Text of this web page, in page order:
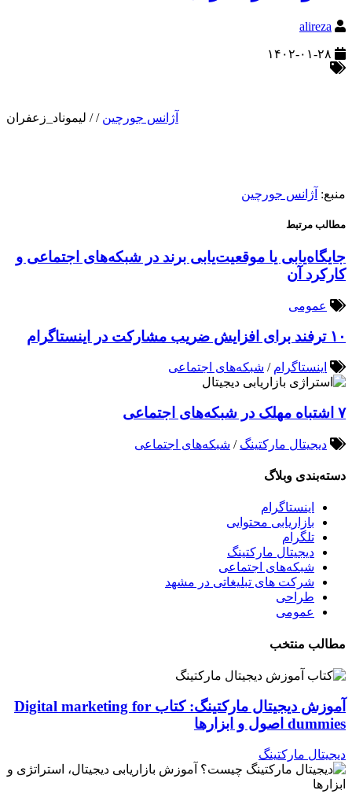
alireza
آژانس جورچین /
/ لیموناد_زعفران
منبع: آژانس جورچین
مطالب مرتبط
جایگاه‌یابی یا موقعیت‌یابی برند در شبکه‌های اجتماعی و
کارکرد آن
عمومی
۱۰ ترفند برای افزایش ضریب مشارکت در اینستاگرام
اینستاگرام / شبکه‌های اجتماعی
۷ اشتباه مهلک در شبکه‌های اجتماعی
دیجیتال مارکتینگ / شبکه‌های اجتماعی
دسته‌بندی وبلاگ
اینستاگرام
بازاریابی محتوایی
تلگرام
دیجیتال مارکتینگ
شبکه‌های اجتماعی
شرکت های تبلیغاتی در مشهد
طراحی
عمومی
مطالب منتخب
آموزش دیجیتال مارکتینگ: کتاب Digital marketing for
dummies اصول و ابزارها
دیجیتال مارکتینگ